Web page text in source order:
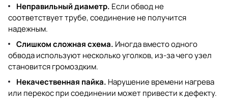
Неправильный диаметр. Если обвод не
соответствует трубе, соединение не получится
надежным.
Слишком сложная схема. Иногда вместо одного
обвода используют несколько уголков, из-за чего узел
становится громоздким.
Некачественная пайка. Нарушение времени нагрева
или перекос при соединении может привести к дефекту.